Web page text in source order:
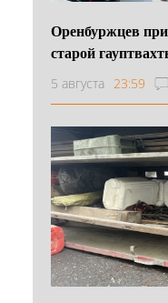
Оренбуржцев
старой
5 августа 23:59